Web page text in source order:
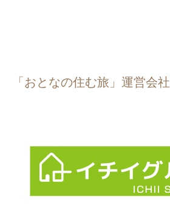
「おとなの住む旅」運営会社